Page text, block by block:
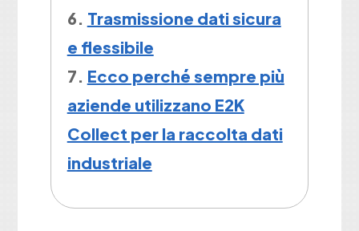
Trasmissione dati sicura
e flessibile
Ecco perché sempre più
aziende utilizzano E2K
Collect per la raccolta dati
industriale